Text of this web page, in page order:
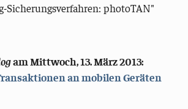
Sicherungsverfahren: photoTAN"
amMittwoch, 13. März 2013:
an mobilen Geräten